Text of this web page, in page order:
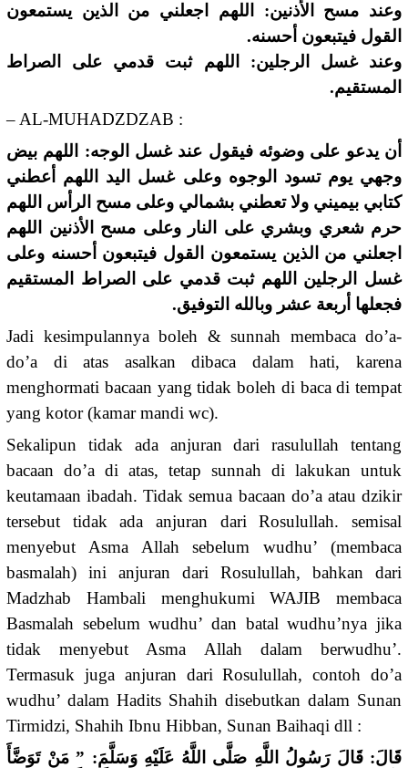
وعند مسح الأذنين: اللهم اجعلني من الذين يستمعون
القول فيتبعون أحسنه.
وعند غسل الرجلين: اللهم ثبت قدمي على الصراط
المستقيم.
– AL-MUHADZDZAB :
أن يدعو على وضوئه فيقول عند غسل الوجه: اللهم بيض
وجهي يوم تسود الوجوه وعلى غسل اليد اللهم أعطني
كتابي بيميني ولا تعطني بشمالي وعلى مسح الرأس اللهم
حرم شعري وبشري على النار وعلى مسح الأذنين اللهم
اجعلني من الذين يستمعون القول فيتبعون أحسنه وعلى
غسل الرجلين اللهم ثبت قدمي على الصراط المستقيم
فجعلها أربعة عشر وبالله التوفيق.
Jadi kesimpulannya boleh & sunnah membaca do’a-
do’a di atas asalkan dibaca dalam hati, karena
menghormati bacaan yang tidak boleh di baca di tempat
yang kotor (kamar mandi wc).
Sekalipun tidak ada anjuran dari rasulullah tentang
bacaan do’a di atas, tetap sunnah di lakukan untuk
keutamaan ibadah. Tidak semua bacaan do’a atau dzikir
tersebut tidak ada anjuran dari Rosulullah. semisal
menyebut Asma Allah sebelum wudhu’ (membaca
basmalah) ini anjuran dari Rosulullah, bahkan dari
Madzhab Hambali menghukumi WAJIB membaca
Basmalah sebelum wudhu’ dan batal wudhu’nya jika
tidak menyebut Asma Allah dalam berwudhu’.
Termasuk juga anjuran dari Rosulullah, contoh do’a
wudhu’ dalam Hadits Shahih disebutkan dalam Sunan
Tirmidzi, Shahih Ibnu Hibban, Sunan Baihaqi dll :
قَالَ: قَالَ رَسُولُ اللَّهِ صَلَّى اللَّهُ عَلَيْهِ وَسَلَّمَ: ” مَنْ تَوَضَّأَ